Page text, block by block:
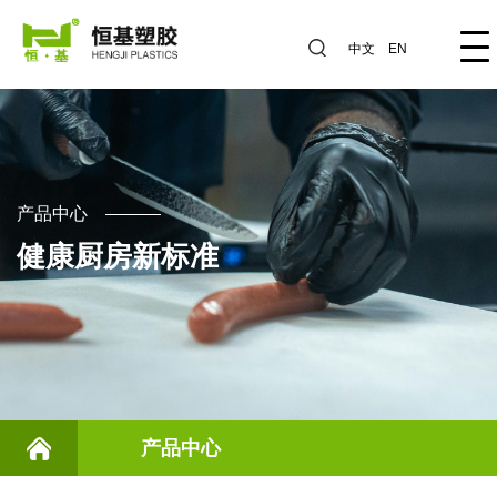
中文 EN
产品中心
健康厨房新标准
产品中心